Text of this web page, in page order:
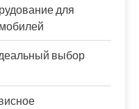
для
выбор